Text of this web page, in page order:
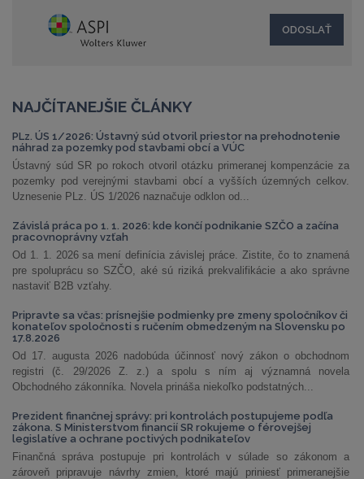
NAJČÍTANEJŠIE ČLÁNKY
PLz. ÚS 1/2026: Ústavný súd otvoril priestor na prehodnotenie
náhrad za pozemky pod stavbami obcí a VÚC
Ústavný súd SR po rokoch otvoril otázku primeranej kompenzácie za
pozemky pod verejnými stavbami obcí a vyšších územných celkov.
Uznesenie PLz. ÚS 1/2026 naznačuje odklon od...
Závislá práca po 1. 1. 2026: kde končí podnikanie SZČO a začína
pracovnoprávny vzťah
Od 1. 1. 2026 sa mení definícia závislej práce. Zistite, čo to znamená
pre spoluprácu so SZČO, aké sú riziká prekvalifikácie a ako správne
nastaviť B2B vzťahy.
Pripravte sa včas: prísnejšie podmienky pre zmeny spoločníkov či
konateľov spoločnosti s ručením obmedzeným na Slovensku po
17.8.2026
Od 17. augusta 2026 nadobúda účinnosť nový zákon o obchodnom
registri (č. 29/2026 Z. z.) a spolu s ním aj významná novela
Obchodného zákonníka. Novela prináša niekoľko podstatných...
Prezident finančnej správy: pri kontrolách postupujeme podľa
zákona. S Ministerstvom financií SR rokujeme o férovejšej
legislatíve a ochrane poctivých podnikateľov
Finančná správa postupuje pri kontrolách v súlade so zákonom a
zároveň pripravuje návrhy zmien, ktoré majú priniesť primeranejšie